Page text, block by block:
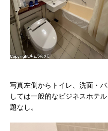
写真左側からトイレ、洗面・
しては一般的なビジネスホテ
題なし。